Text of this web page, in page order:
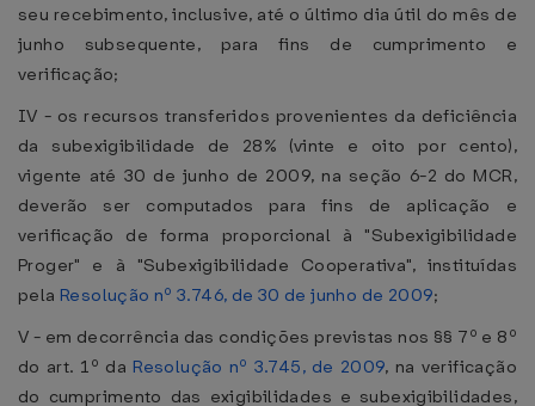
seu recebimento, inclusive, até o último dia útil do mês de
junho subsequente, para fins de cumprimento e
verificação;
IV - os recursos transferidos provenientes da deficiência
da subexigibilidade de 28% (vinte e oito por cento),
vigente até 30 de junho de 2009, na seção 6-2 do MCR,
deverão ser computados para fins de aplicação e
verificação de forma proporcional à "Subexigibilidade
Proger" e à "Subexigibilidade Cooperativa", instituídas
pela Resolução nº 3.746, de 30 de junho de 2009;
V - em decorrência das condições previstas nos §§ 7º e 8º
do art. 1º da Resolução nº 3.745, de 2009, na verificação
do cumprimento das exigibilidades e subexigibilidades,